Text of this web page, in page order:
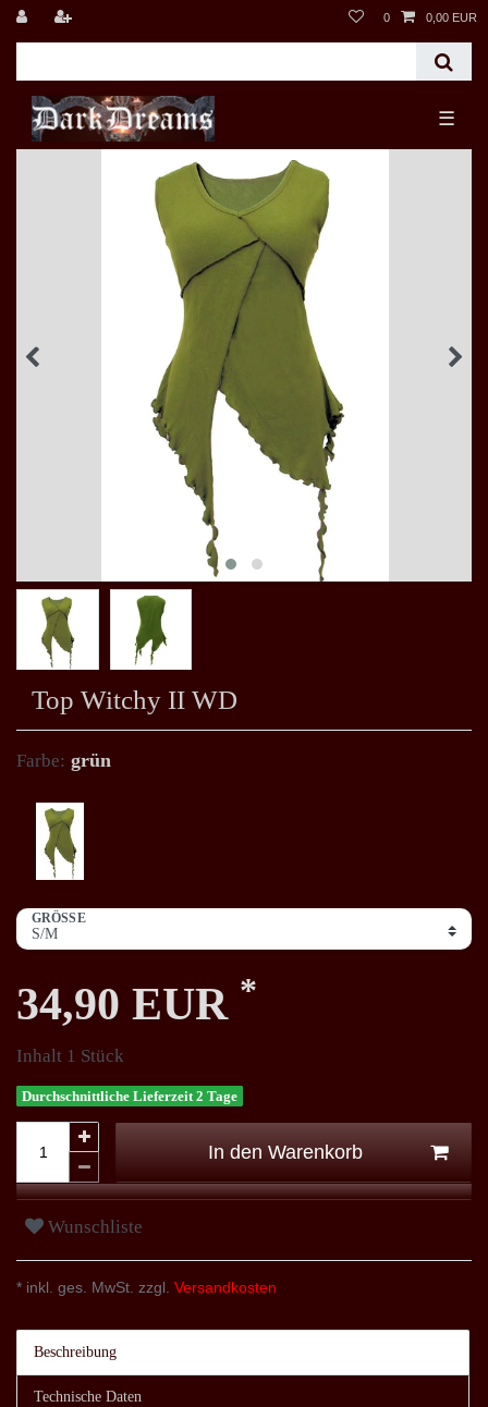
0 0,00 EUR
☰
Top Witchy II WD
Farbe: grün
GRÖSSE
34,90 EUR *
Inhalt 1 Stück
Durchschnittliche Lieferzeit 2 Tage
In den Warenkorb
Wunschliste
* inkl. ges. MwSt. zzgl. Versandkosten
Beschreibung
Technische Daten